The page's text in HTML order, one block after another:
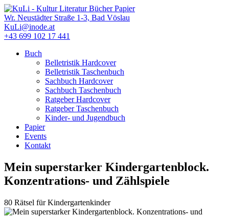
Direkt
zum
Inhalt
Wr. Neustädter Straße 1-3, Bad Vöslau
KuLi@inode.at
+43 699 102 17 441
Hauptmenü
Buch
Belletristik Hardcover
Belletristik Taschenbuch
Sachbuch Hardcover
Sachbuch Taschenbuch
Ratgeber Hardcover
Ratgeber Taschenbuch
Kinder- und Jugendbuch
Papier
Events
Kontakt
Mein superstarker Kindergartenblock.
Konzentrations- und Zählspiele
80 Rätsel für Kindergartenkinder